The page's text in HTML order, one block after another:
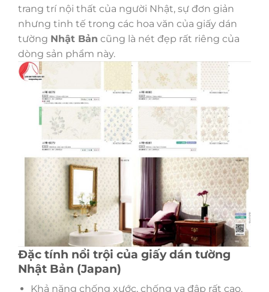
trang trí nội thất của người Nhật, sự đơn giản
nhưng tinh tế trong các hoa văn của giấy dán
tường Nhật Bản cũng là nét đẹp rất riêng của
dòng sản phẩm này.
Đặc tính nổi trội của giấy dán tường
Nhật Bản (Japan)
Khả năng chống xước, chống va đập rất cao.